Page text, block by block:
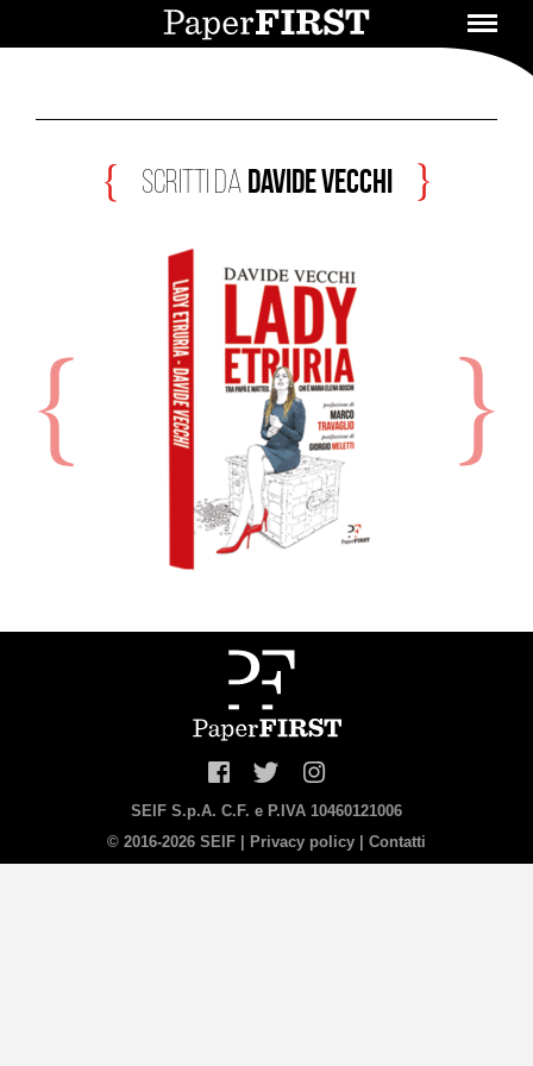
scritti da Davide Vecchi
SEIF S.p.A. C.F. e P.IVA 10460121006
© 2016-2026 SEIF |
Privacy policy Contatti